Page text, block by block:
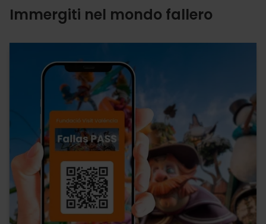
Immergiti nel mondo fallero